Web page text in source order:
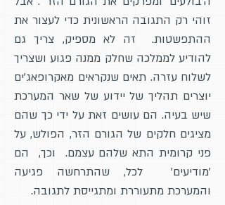
זוהי רק התגובה הראשונית כדי לעצור את
ההתפשטות. זה לא מספיק, צריך גם
להודיע לממלכה שחלק ממנה פגוע ושצריך
לשלוח עזרה. תאים שנקראים מאקרופאג'ים
יוצרים תהליך של יידוע של שאר המערכת
שיש בעיה. הם עושים זאת על ידי כך שהם
מציגים חלקים של הגורם הזר, הפולש, על
פני קרומית התא שלהם עצמם. וכך, הם
'מודיעים' לכל, שהתרחשה פגיעה
והמערכת מתעוררת ומתגייסת לתגובה.